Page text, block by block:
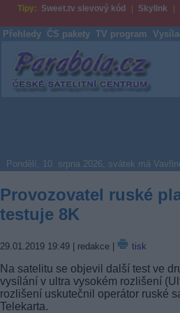
Tipy: Sweet.tv slevový kód Skylink
Přehledy ČS pakety TV program
Parabola.cz
Pondělí, 10. srpna 2026, svátek má
Provozovatel ruské
testuje 8K
29.01.2019 19:49 | redakce | tisk
Na satelitu se objevil další test ve
vysílání v ultra vysokém rozlišení
rozlišení uskutečnil operátor ruské
Telekarta.